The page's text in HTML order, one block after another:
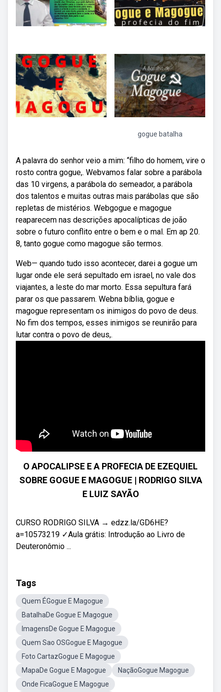
gogue batalha
A palavra do senhor veio a mim: “filho do homem, vire o
rosto contra gogue,. Webvamos falar sobre a parábola
das 10 virgens, a parábola do semeador, a parábola
dos talentos e muitas outras mais parábolas que são
repletas de mistérios. Webgogue e magogue
reaparecem nas descrições apocalípticas de joão
sobre o futuro conflito entre o bem e o mal. Em ap 20.
8, tanto gogue como magogue são termos.
Web— quando tudo isso acontecer, darei a gogue um
lugar onde ele será sepultado em israel, no vale dos
viajantes, a leste do mar morto. Essa sepultura fará
parar os que passarem. Webna bíblia, gogue e
magogue representam os inimigos do povo de deus.
No fim dos tempos, esses inimigos se reunirão para
lutar contra o povo de deus,.
O APOCALIPSE E A PROFECIA DE EZEQUIEL
SOBRE GOGUE E MAGOGUE | RODRIGO SILVA
E LUIZ SAYÃO
CURSO RODRIGO SILVA → edzz.la/GD6HE?
a=10573219 ✓Aula grátis: Introdução ao Livro de
Deuteronômio ...
Tags
Quem ÉGogue E Magogue
BatalhaDe Gogue E Magogue
ImagensDe Gogue E Magogue
Quem Sao OSGogue E Magogue
Foto CartazGogue E Magogue
MapaDe Gogue E Magogue
NaçãoGogue Magogue
Onde FicaGogue E Magogue